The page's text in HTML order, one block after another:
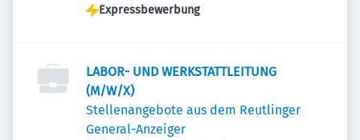
Expressbewerbung
LABOR- UND WERKSTATTLEITUNG
(M/W/X)
Stellenangebote aus dem Reutlinger
General-Anzeiger